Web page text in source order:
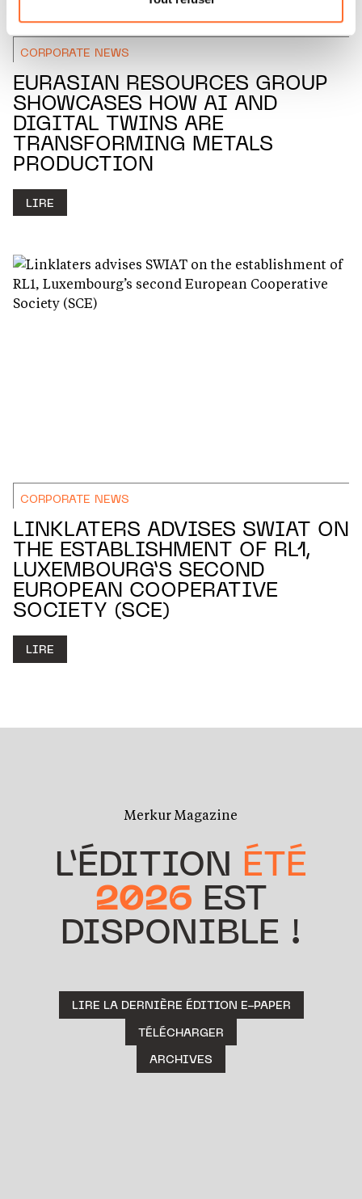
Charte d’usage des cookieset notrePolitique de
protection des données personnelles.
CORPORATE NEWS
EURASIAN RESOURCES GROUP
SHOWCASES HOW AI AND
DIGITAL TWINS ARE
TRANSFORMING METALS
PRODUCTION
LIRE
CORPORATE NEWS
LINKLATERS ADVISES SWIAT ON
THE ESTABLISHMENT OF RL1,
LUXEMBOURG’S SECOND
EUROPEAN COOPERATIVE
SOCIETY (SCE)
LIRE
Merkur Magazine
L’ÉDITION ÉTÉ
2026 EST
DISPONIBLE !
LIRE LA DERNIÈRE ÉDITION E-PAPER
TÉLÉCHARGER
ARCHIVES